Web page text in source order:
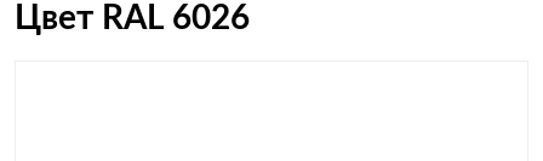
Цвет RAL 6026